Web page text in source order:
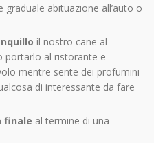
graduale abituazione all’auto o
il nostro cane al
portarlo al ristorante e
mentre sente dei profumini
di interessante da fare
finale al termine di una